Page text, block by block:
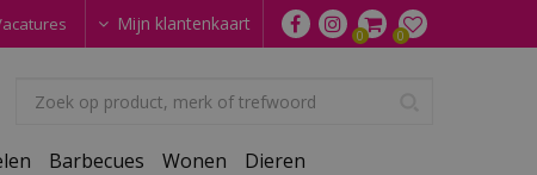
Mijn klantenkaart
Barbecues Wonen Dieren